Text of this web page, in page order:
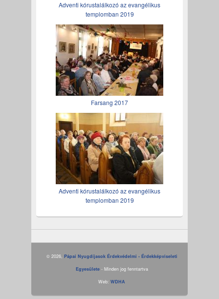
Adventi kórustalálkozó az evangélikus
templomban 2019
Farsang 2017
Adventi kórustalálkozó az evangélikus
templomban 2019
© 2026, Pápai Nyugdíjasok Érdekvédelmi - Érdekképviseleti
Egyesülete- Minden jog fenntartva
Web:WDHA